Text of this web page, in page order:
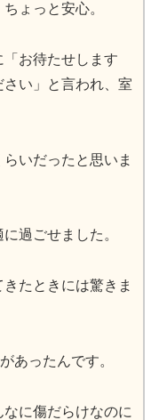
ょっと安心。
お待たせします
い」と言われ、室
いだったと思いま
過ごせました。
たときには驚きま
あったんです。
に傷だらけなのに